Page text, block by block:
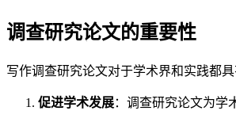
调查研究论文的重要性
写作调查研究论文对于学术界和实践都
促进学术发展：调查研究论文为学